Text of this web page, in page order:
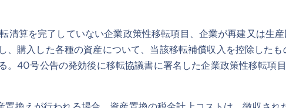
算を完了していない企業政策性移転項目、企業が再建又は生
購入した各種の資産について、当該移転補償収入を控除した
。40号公告の発効後に移転協議書に署名した企業政策性移転項